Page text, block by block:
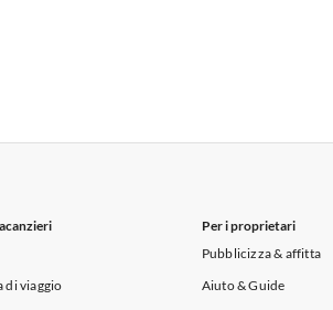
di viaggio
Per i proprietari
Pubblicizza & affitta
Aiuto & Guide